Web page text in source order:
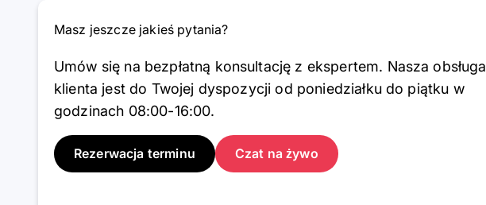
Masz jeszcze jakieś pytania?
Umów się na bezpłatną konsultację z ekspertem. Nasza obsługa
klienta jest do Twojej dyspozycji od poniedziałku do piątku w
godzinach 08:00-16:00.
Rezerwacja terminu Czat na żywo